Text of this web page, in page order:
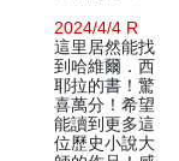
2024/4/4 R
這里居然能找
到哈維爾．西
耶拉的書！驚
喜萬分！希望
能讀到更多這
位歷史小說大